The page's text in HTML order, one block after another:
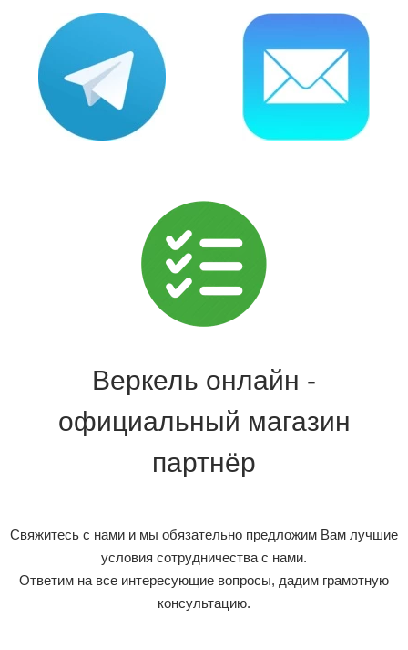
Веркель онлайн -
официальный магазин
партнёр
Свяжитесь с нами и мы обязательно предложим Вам лучшие
условия сотрудничества с нами.
Ответим на все интересующие вопросы, дадим грамотную
консультацию.